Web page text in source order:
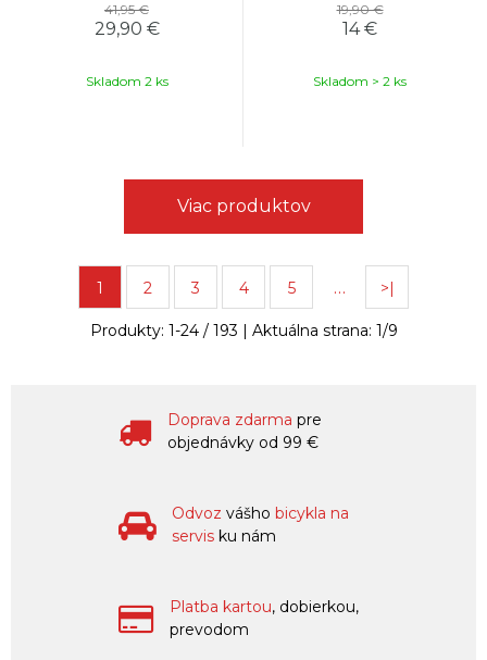
41,95 €
29,90 €
Skladom 2 ks
19,90 €
14 €
Skladom > 2 ks
Viac produktov
1 2 3 4 5 … >|
Produkty: 1-24/ 193 | Aktuálna strana: 1/9
Doprava zdarma pre
objednávky od 99 €
Odvoz vášho bicykla na
servis ku nám
Platba kartou, dobierkou,
prevodom